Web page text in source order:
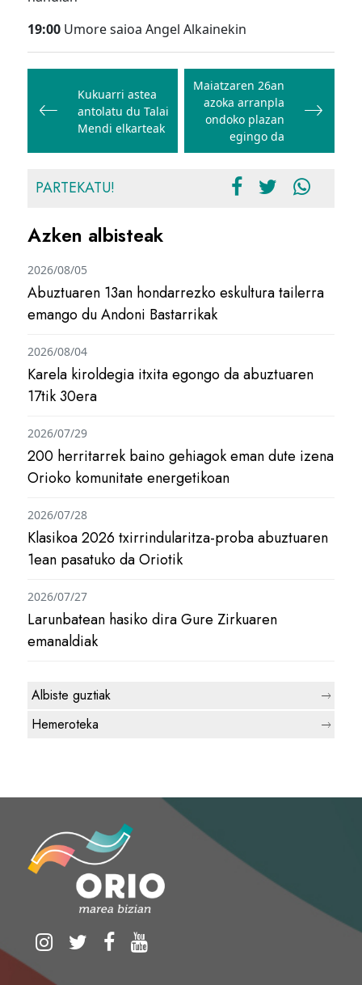
19:00 Umore saioa Angel Alkainekin
Bidalketetan
zehar
nabigatu
Kukuarri astea
antolatu du Talai
Mendi elkarteak
Maiatzaren 26an
azoka arranpla
ondoko plazan
egingo da
PARTEKATU!
Azken albisteak
Abuztuaren 13an hondarrezko eskultura tailerra
emango du Andoni Bastarrikak
2026/08/05
Karela kiroldegia itxita egongo da abuztuaren
17tik 30era
2026/08/04
200 herritarrek baino gehiagok eman dute izena
Orioko komunitate energetikoan
2026/07/29
Klasikoa 2026 txirrindularitza-proba abuztuaren
1ean pasatuko da Oriotik
2026/07/28
Larunbatean hasiko dira Gure Zirkuaren
emanaldiak
2026/07/27
Albiste guztiak
Hemeroteka